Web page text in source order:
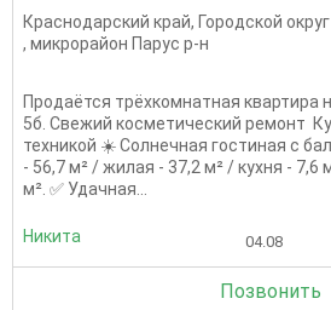
Краснодарский край, Городской
, микрорайон Парус р-н
Продаётся трёхкомнатная квартира
5б. Свежий косметический ремонт
техникой ☀️ Солнечная гостиная с
- 56,7 м² / жилая - 37,2 м² / кухня - 7,6
м². ✅ Удачная...
Никита 04.08
Позвонить